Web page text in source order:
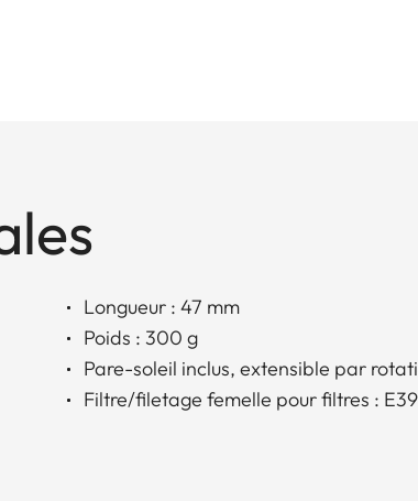
Longueur : 47 mm
Poids : 300 g
Pare-soleil inclus, extensible par
Filtre/filetage femelle pour filtres : E39